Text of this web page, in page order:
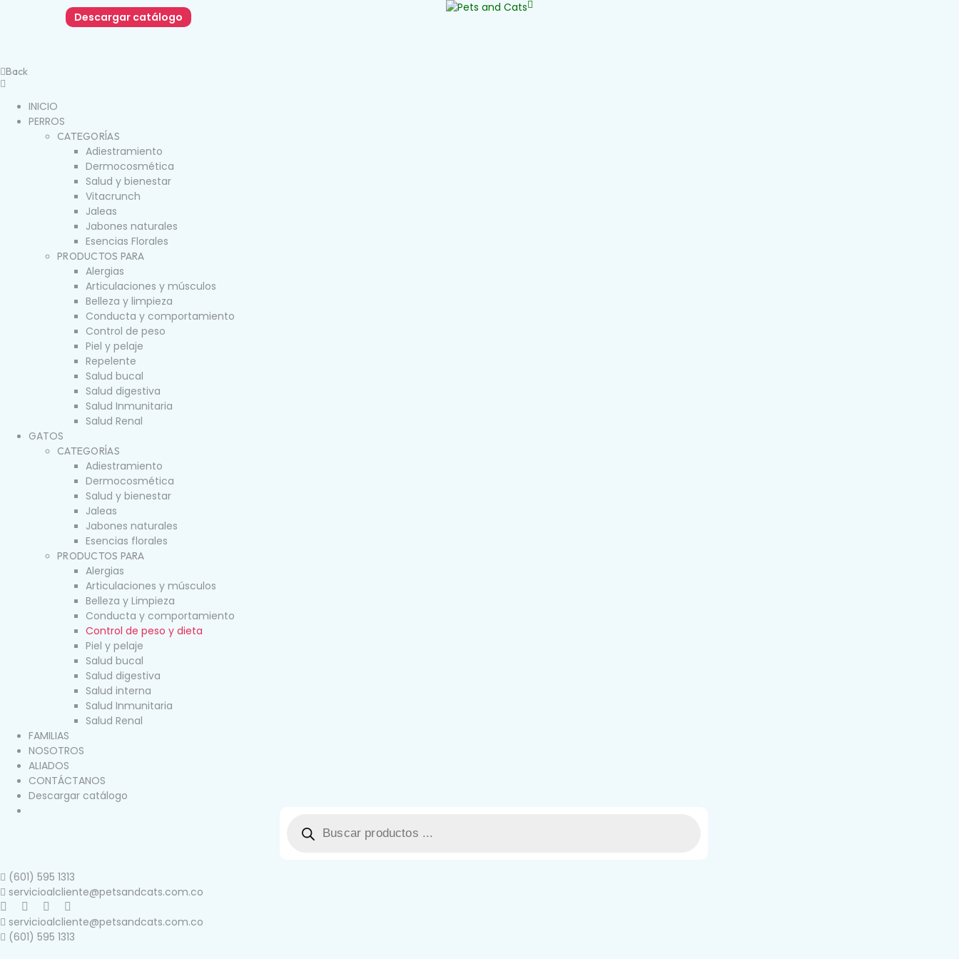
Descargar catálogo
Back
INICIO
PERROS
CATEGORÍAS
Adiestramiento
Dermocosmética
Salud y bienestar
Vitacrunch
Jaleas
Jabones naturales
Esencias Florales
PRODUCTOS PARA
Alergias
Articulaciones y músculos
Belleza y limpieza
Conducta y comportamiento
Control de peso
Piel y pelaje
Repelente
Salud bucal
Salud digestiva
Salud Inmunitaria
Salud Renal
GATOS
CATEGORÍAS
Adiestramiento
Dermocosmética
Salud y bienestar
Jaleas
Jabones naturales
Esencias florales
PRODUCTOS PARA
Alergias
Articulaciones y músculos
Belleza y Limpieza
Conducta y comportamiento
Control de peso y dieta
Piel y pelaje
Salud bucal
Salud digestiva
Salud interna
Salud Inmunitaria
Salud Renal
FAMILIAS
NOSOTROS
ALIADOS
CONTÁCTANOS
Descargar catálogo
(601) 595 1313
servicioalcliente@petsandcats.com.co
servicioalcliente@petsandcats.com.co
(601) 595 1313